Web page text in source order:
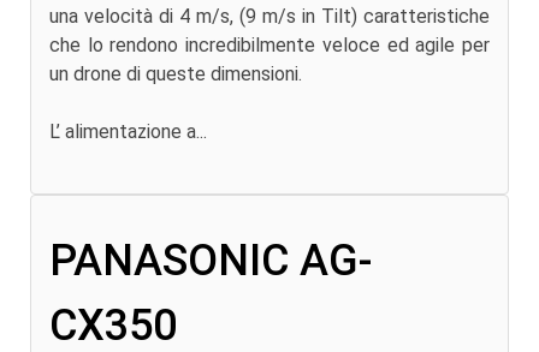
una velocità di 4 m/s, (9 m/s in Tilt) caratteristiche
che lo rendono incredibilmente veloce ed agile per
un drone di queste dimensioni.
L’ alimentazione a...
PANASONIC AG-
CX350